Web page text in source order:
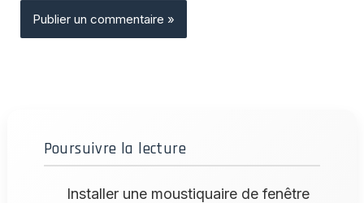
Poursuivre la lecture
Installer une moustiquaire de fenêtre